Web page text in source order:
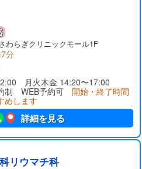
わらぎクリニックモール1F
分
月火木金 14:20〜17:00
制 WEB予約可 開始・終了時間
めします
詳細を見る
リウマチ科